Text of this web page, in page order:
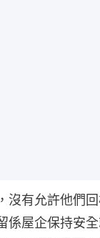
沒有允許他們
係屋企保持安